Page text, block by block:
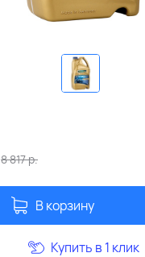
8 817р.
В корзину
Купить в 1 клик